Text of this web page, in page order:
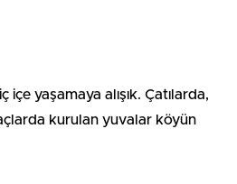
yaşamaya alışık. Çatılarda,
kurulan yuvalar köyün